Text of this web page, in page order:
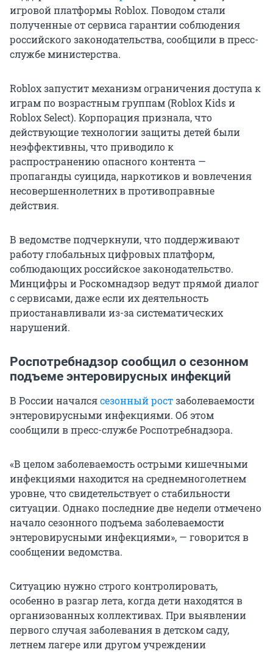
игровой платформы Roblox. Поводом стали
полученные от сервиса гарантии соблюдения
российского законодательства, сообщили в пресс-
службе министерства.
Roblox запустит механизм ограничения доступа к
играм по возрастным группам (Roblox Kids и
Roblox Select). Корпорация признала, что
действующие технологии защиты детей были
неэффективны, что приводило к
распространению опасного контента —
пропаганды суицида, наркотиков и вовлечения
несовершеннолетних в противоправные
действия.
В ведомстве подчеркнули, что поддерживают
работу глобальных цифровых платформ,
соблюдающих российское законодательство.
Минцифры и Роскомнадзор ведут прямой диалог
с сервисами, даже если их деятельность
приостанавливали из-за систематических
нарушений.
Роспотребнадзор сообщил о сезонном
подъеме энтеровирусных инфекций
В России началсясезонный ростзаболеваемости
энтеровирусными инфекциями. Об этом
сообщили в пресс-службе Роспотребнадзора.
«В целом заболеваемость острыми кишечными
инфекциями находится на среднемноголетнем
уровне, что свидетельствует о стабильности
ситуации. Однако последние две недели отмечено
начало сезонного подъема заболеваемости
энтеровирусными инфекциями», — говорится в
сообщении ведомства.
Ситуацию нужно строго контролировать,
особенно в разгар лета, когда дети находятся в
организованных коллективах. При выявлении
первого случая заболевания в детском саду,
летнем лагере или другом учреждении